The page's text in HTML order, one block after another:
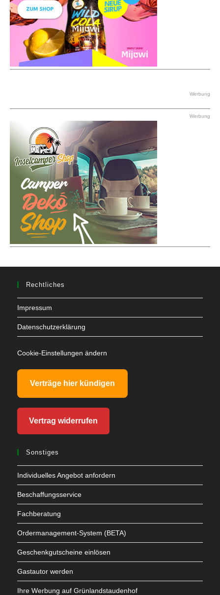
Werbung
Werbung
Rechtliches
Impressum
Datenschutzerklärung
Cookie-Einstellungen ändern
Verträge hier kündigen
Vertrag widerrufen
Sonstiges
Individuelles Angebot anfordern
Beschaffungsservice
Fachberatung
Ordermanagement-System (BETA)
Geschenkgutscheine einlösen
Gastautor werden
Ihre Werbung auf Grünlandstaudenhof